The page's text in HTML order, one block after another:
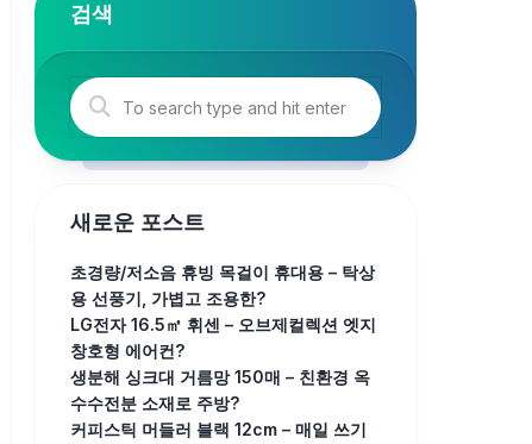
검색
새로운 포스트
초경량/저소음 휴빙 목걸이 휴대용 – 탁상
용 선풍기, 가볍고 조용한?
LG전자 16.5㎡ 휘센 – 오브제컬렉션 엣지
창호형 에어컨?
생분해 싱크대 거름망 150매 – 친환경 옥
수수전분 소재로 주방?
커피스틱 머들러 블랙 12cm – 매일 쓰기